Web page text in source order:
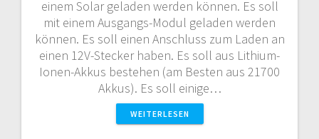
einem Solar geladen werden können. Es soll
mit einem Ausgangs-Modul geladen werden
können. Es soll einen Anschluss zum Laden an
einen 12V-Stecker haben. Es soll aus Lithium-
Ionen-Akkus bestehen (am Besten aus 21700
Akkus). Es soll einige…
WEITERLESEN